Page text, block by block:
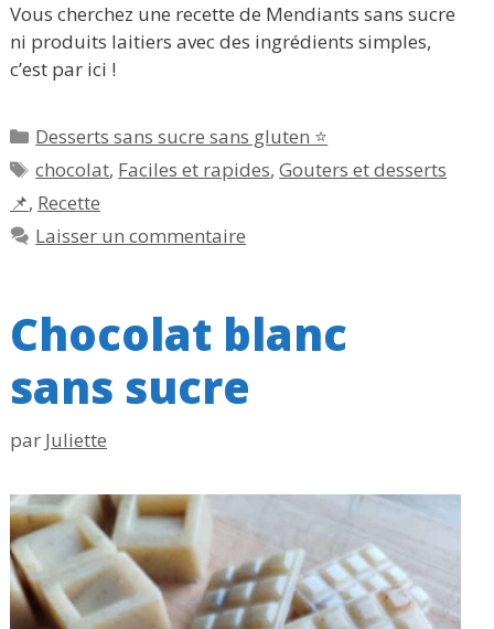
Vous cherchez une recette de Mendiants sans sucre
ni produits laitiers avec des ingrédients simples,
c’est par ici !
Catégories
Desserts sans sucre sans gluten ⭐
Étiquettes
chocolat, Faciles et rapides,Gouters et desserts
📌, Recette
Laisser un commentaire
Chocolat blanc
sans sucre
par Juliette